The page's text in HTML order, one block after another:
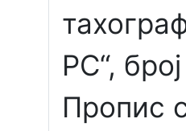
РС“,
Пропис